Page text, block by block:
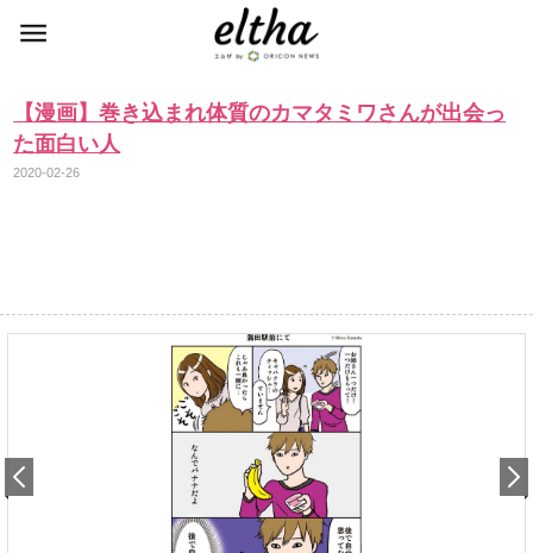
【漫画】巻き込まれ体質のカマタミワさんが出会っ
た面白い人
2020-02-26